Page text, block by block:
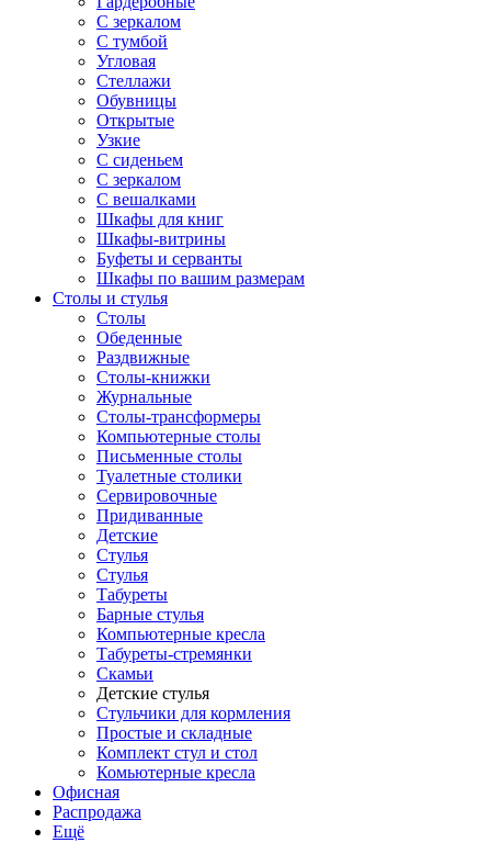
С зеркалом
С тумбой
Угловая
Стеллажи
Обувницы
Открытые
Узкие
С сиденьем
С зеркалом
С вешалками
Шкафы для книг
Шкафы-витрины
Буфеты и серванты
Шкафы по вашим размерам
Столы и стулья
Столы
Обеденные
Раздвижные
Столы-книжки
Журнальные
Столы-трансформеры
Компьютерные столы
Письменные столы
Туалетные столики
Сервировочные
Придиванные
Детские
Стулья
Стулья
Табуреты
Барные стулья
Компьютерные кресла
Табуреты-стремянки
Скамьи
Детские стулья
Стульчики для кормления
Простые и складные
Комплект стул и стол
Комьютерные кресла
Офисная
Распродажа
Eщё